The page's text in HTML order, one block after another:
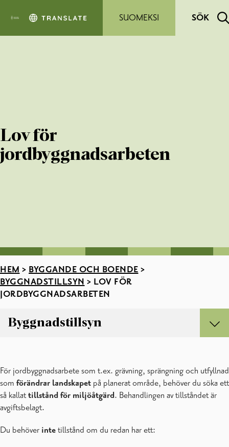
SUOMEKSI
SÖK
Lov för
jordbyggnadsarbeten
HEM > BYGGANDE OCH BOENDE >
BYGGNADSTILLSYN > LOV FÖR
JORDBYGGNADSARBETEN
Byggnadstillsyn
Bygglov och bilagor
Byggnadsordning
Byggnadstillsynens blanketter
Byggnadstillsynens taxor
Huvudprojekterarens uppgifter under bygglovsprocessen
För jordbyggnadsarbete som t.ex. grävning, sprängning och utfyllnad
som förändrar landskapet på planerat område, behöver du söka ett
så kallat tillstånd för miljöåtgärd. Behandlingen av tillståndet är
avgiftsbelagt.
Du behöver inte tillstånd om du redan har ett: